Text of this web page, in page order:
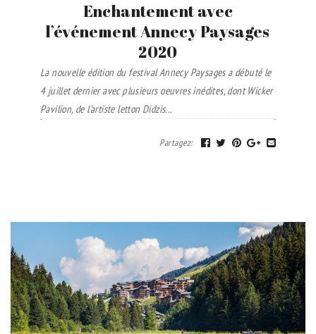
Enchantement avec
l’événement Annecy Paysages
2020
La nouvelle édition du festival Annecy Paysages a débuté le
4 juillet dernier avec plusieurs oeuvres inédites, dont Wicker
Pavilion, de l’artiste letton Didzis...
Partagez: